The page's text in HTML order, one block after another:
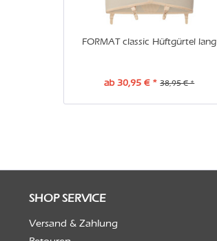
FORMAT classic Hüftgürtel lang
ab 30,95 € * 38,95 € *
SHOP SERVICE
Versand & Zahlung